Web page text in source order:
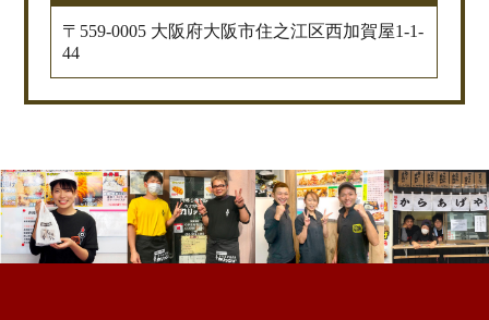
〒559-0005 大阪府大阪市住之江区西加賀屋1-1-
44